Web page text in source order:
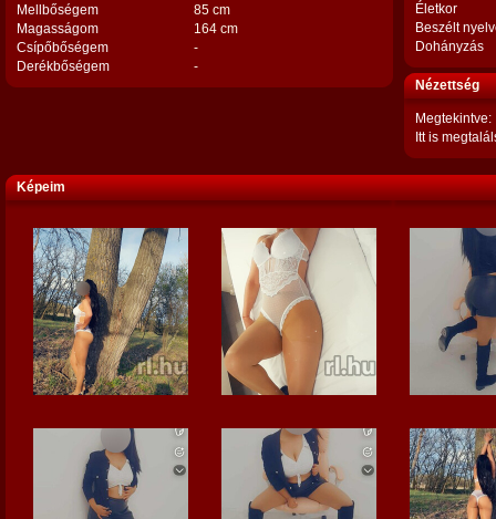
Mellbőségem
85 cm
Magasságom
164 cm
Csípőbőségem
-
Derékbőségem
-
Életkor
Beszélt
Dohányzás
Nézettség
Megtekintve:
Itt is
Képeim